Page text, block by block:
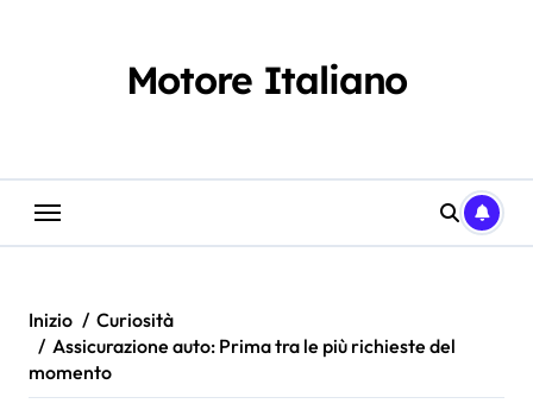
Motore Italiano
Inizio
Curiosità
Assicurazione auto: Prima tra le più richieste del
momento